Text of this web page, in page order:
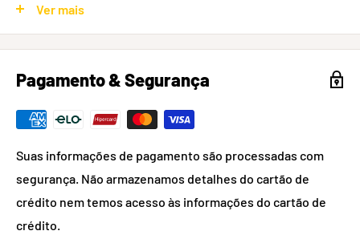
Clip para dentro e para lançamento, mas com encaixe estável para
Maior grampo e mecanismo de ligação para a sapatilha/pedal a fim
de
Peso aproximado: 330 gramas (par)
Ver mais
Pagamento & Segurança
Suas informações de pagamento são processadas com
segurança. Não armazenamos detalhes do cartão de
crédito nem temos acesso às informações do cartão de
crédito.